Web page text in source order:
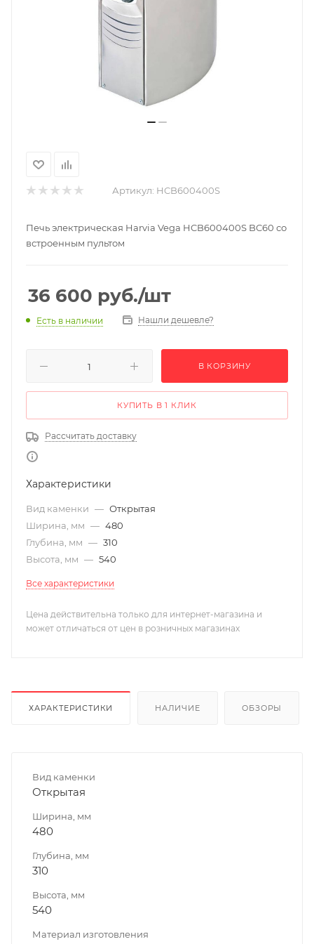
Артикул: HCB600400S
Печь электрическая Harvia Vega HCB600400S BC60 со
встроенным пультом
36 600 руб./шт
Есть в наличии Нашли дешевле?
В КОРЗИНУ
КУПИТЬ В 1 КЛИК
Рассчитать доставку
Характеристики
Вид каменки — Открытая
Ширина, мм — 480
Глубина, мм — 310
Высота, мм — 540
Все характеристики
Цена действительна только для интернет-магазина и
может отличаться от цен в розничных магазинах
ХАРАКТЕРИСТИКИ НАЛИЧИЕ ОБЗОРЫ
Вид каменки
Открытая
Ширина, мм
480
Глубина, мм
310
Высота, мм
540
Материал изготовления